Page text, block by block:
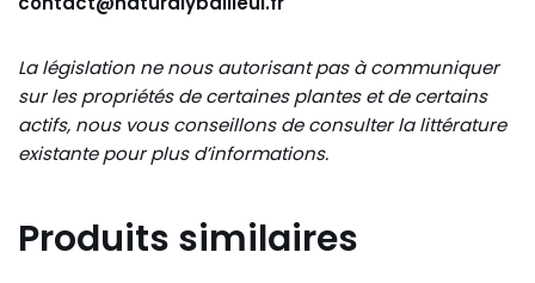
La législation ne nous autorisant pas à communiquer
sur les propriétés de certaines plantes et de certains
actifs, nous vous conseillons de consulter la littérature
existante pour plus d’informations.
Produits similaires